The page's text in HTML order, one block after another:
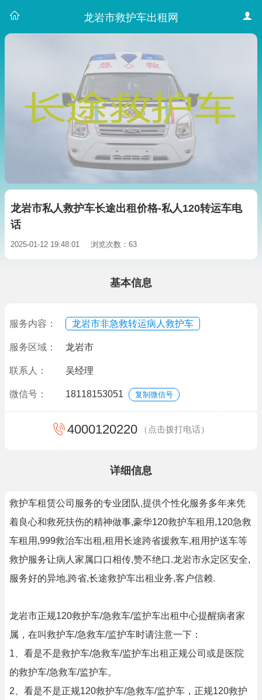
龙岩市救护车出租网
龙岩市私人救护车长途出租价格-私人120转运车电
话
2025-01-12 19:48:01 浏览次数：63
基本信息
服务内容： 龙岩市非急救转运病人救护车
服务区域： 龙岩市
联系人： 吴经理
微信号： 18118153051 复制微信号
4000120220 （点击拨打电话）
详细信息
救护车租赁公司服务的专业团队,提供个性化服务多年来凭
着良心和救死扶伤的精神做事,豪华120救护车租用,120急救
车租用,999救治车出租,租用长途跨省援救车,租用护送车等
救护服务让病人家属口口相传,赞不绝口.龙岩市永定区安全,
服务好的异地,跨省,长途救护车出租业务,客户信赖.
龙岩市正规120救护车/急救车/监护车出租中心提醒病者家
属，在叫救护车/急救车/监护车时请注意一下：
1、看是不是救护车/急救车/监护车出租正规公司或是医院
的救护车/急救车/监护车。
2、看是不是正规120救护车/急救车/监护车，正规120救护